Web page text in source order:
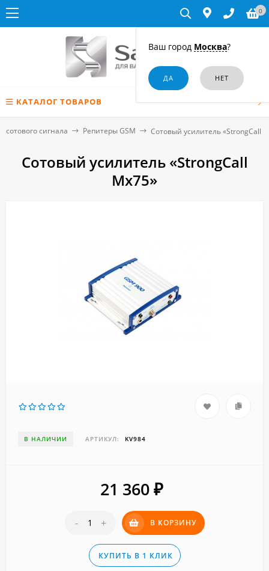
Ваш город Москва?
0
КАТАЛОГ ТОВАРОВ
сотового сигнала Репитеры GSM Сотовый усилитель «StrongCall
Сотовый усилитель «StrongCall
Mx75»
В НАЛИЧИИ АРТИКУЛ: KV984
21 360 ₽
- + В КОРЗИНУ
КУПИТЬ В 1 КЛИК